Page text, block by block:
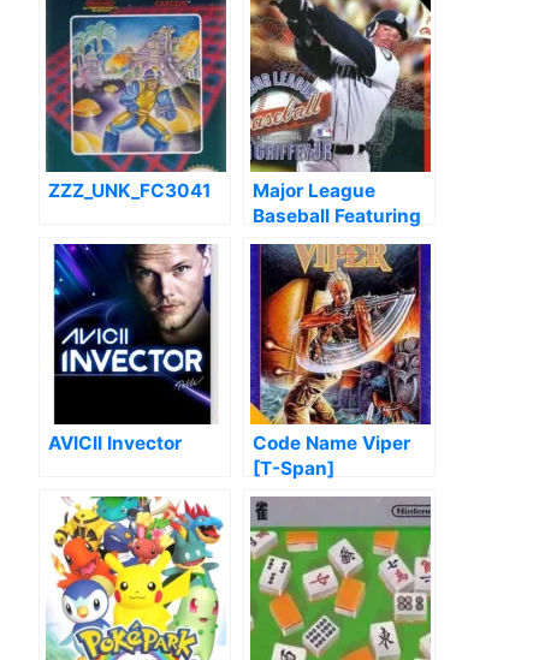
ZZZ_UNK_FC3041
Major League
Baseball Featuring
Ken Griffey Jr.
AVICII Invector
Code Name Viper
[T-Span]